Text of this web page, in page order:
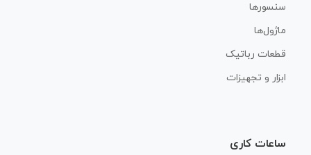
سنسورها
ماژول‌ها
قطعات رباتیک
ابزار و تجهیزات
ساعات کاری